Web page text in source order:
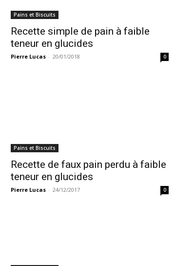
Pains et Biscuits
Recette simple de pain à faible
teneur en glucides
Pierre Lucas - 20/01/2018 0
Pains et Biscuits
Recette de faux pain perdu à faible
teneur en glucides
Pierre Lucas - 24/12/2017 0